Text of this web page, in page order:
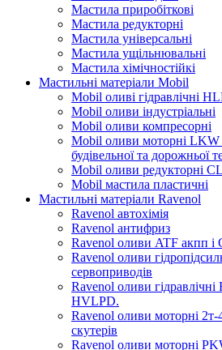
Мастила приробіткові
Мастила редукторні
Мастила універсальні
Мастила ущільнювальні
Мастила хімічностійкі
Мастильні матеріали Mobil
Mobil оливі гідравлічні
Mobil оливи індустріальні
Mobil оливи компресорні
Mobil оливи моторні LKW
будівельної та дорожньої
Mobil оливи редукторні
Mobil мастила пластичні
Мастильні матеріали Ravenol
Ravenol автохімія
Ravenol антифриз
Ravenol оливи ATF акпп і
Ravenol оливи
сервоприводів
Ravenol оливи
HVLPD.
Ravenol оливи моторні 2т-
скутерів
Ravenol оливи моторні